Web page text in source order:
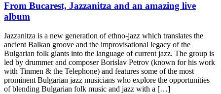
From Bucarest, Jazzanitza and an amazing live
album
Jazzanitza is a new generation of ethno-jazz which translates the
ancient Balkan groove and the improvisational legacy of the
Bulgarian folk giants into the language of current jazz. The group is
led by drummer and composer Borislav Petrov (known for his work
with Tinmen & the Telephone) and features some of the most
prominent Bulgarian jazz musicians who explore the opportunities
of blending Bulgarian folk music and jazz with a […]